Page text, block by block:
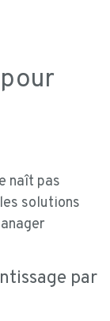
naît pas
solutions
par